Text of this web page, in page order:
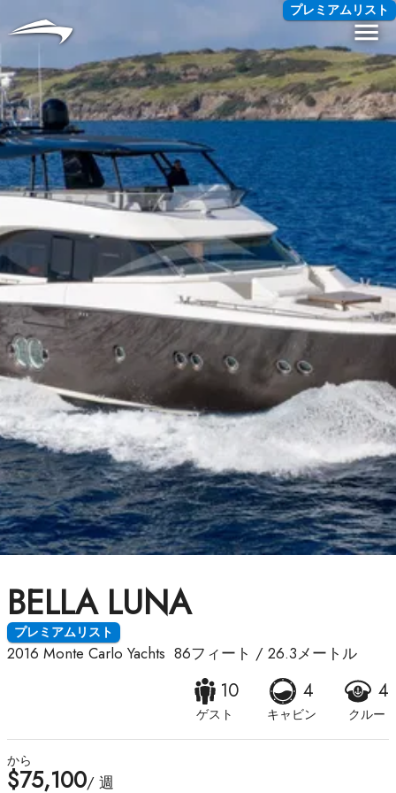
プレミアムリスト
BELLA LUNA
プレミアムリスト
2016 Monte Carlo Yachts 86フィート / 26.3メートル
10
ゲスト
4
キャビン
4
クルー
から
$75,100/ 週